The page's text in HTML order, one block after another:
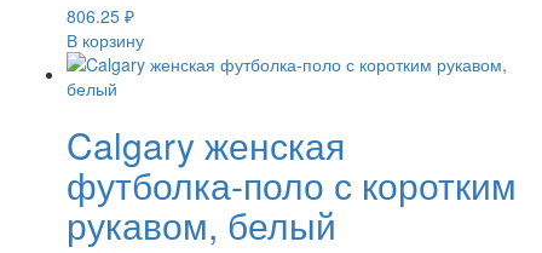
806.25 ₽
В корзину
Calgary женская
футболка-поло с коротким
рукавом, белый